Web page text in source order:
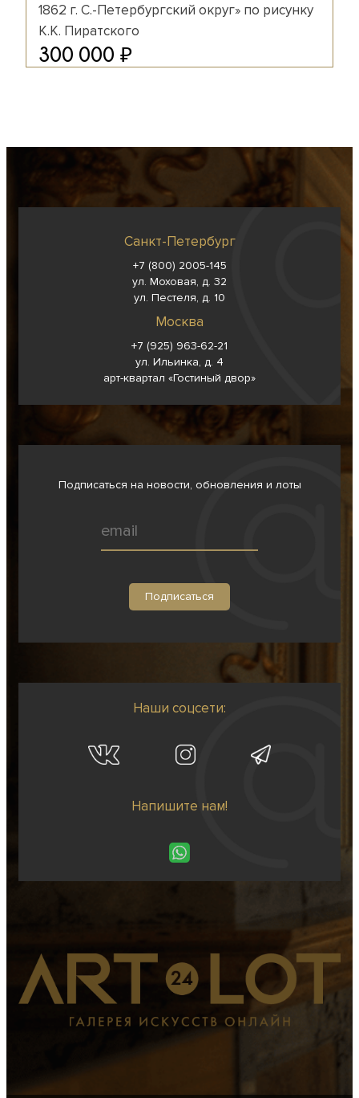
1862 г. С.-Петербургский округ» по рисунку
К.К. Пиратского
300 000 ₽
Санкт-Петербург
+7 (800) 2005-145
ул. Моховая, д. 32
ул. Пестеля, д. 10
Москва
+7 (925) 963-62-21
ул. Ильинка, д. 4
арт-квартал «Гостиный двор»
Подписаться на новости, обновления и лоты
Наши соцсети:
Напишите нам!